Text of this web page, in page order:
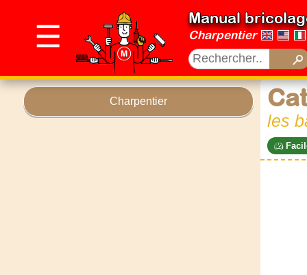
☰
Manual
Charpentier
Charpentier
les